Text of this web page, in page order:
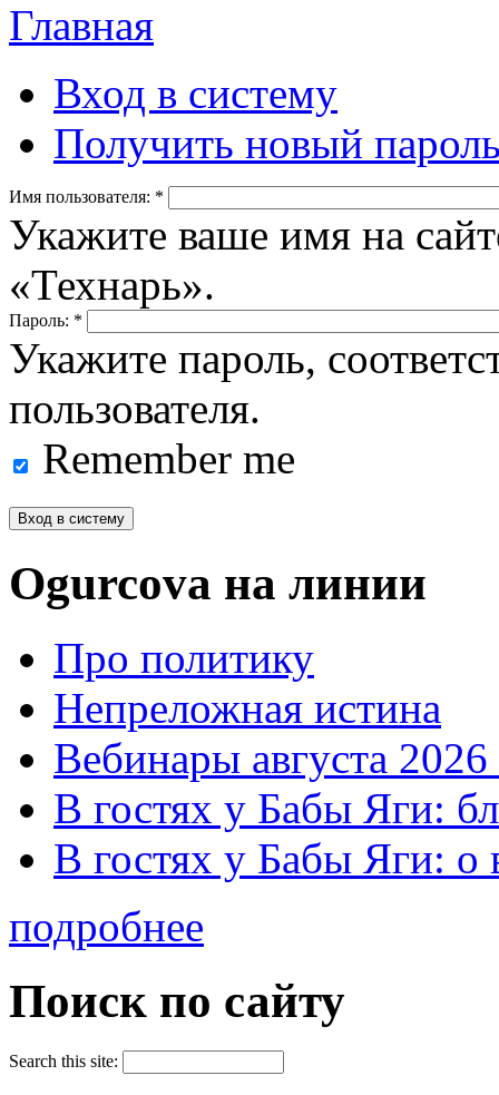
Главная
Вход в систему
Получить новый
Имя пользователя: *
Укажите ваше имя на
«Технарь».
Пароль: *
Укажите пароль,
пользователя.
Remember me
Ogurcova на линии
Про политику
Непреложная истина
Вебинары августа 2026
В гостях у Бабы Яги:
В гостях у Бабы Яги:
подробнее
Поиск по сайту
Search this site: